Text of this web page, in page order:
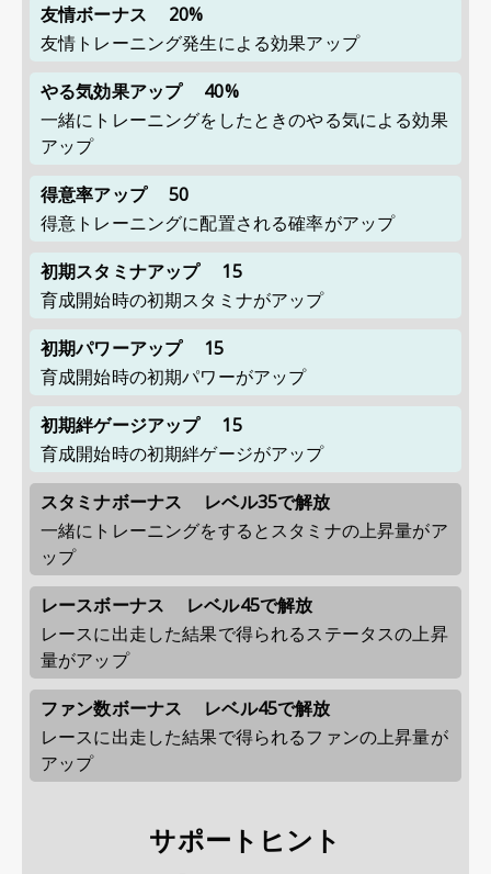
友情ボーナス
20%
友情トレーニング発生による効果アップ
やる気効果アップ
40%
一緒にトレーニングをしたときのやる気による効果
アップ
得意率アップ
50
得意トレーニングに配置される確率がアップ
初期スタミナアップ
15
育成開始時の初期スタミナがアップ
初期パワーアップ
15
育成開始時の初期パワーがアップ
初期絆ゲージアップ
15
育成開始時の初期絆ゲージがアップ
スタミナボーナス
レベル35で解放
一緒にトレーニングをするとスタミナの上昇量がア
ップ
レースボーナス
レベル45で解放
レースに出走した結果で得られるステータスの上昇
量がアップ
ファン数ボーナス
レベル45で解放
レースに出走した結果で得られるファンの上昇量が
アップ
サポートヒント